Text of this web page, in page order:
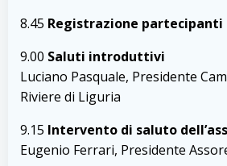
8.45 Registrazione partecipanti
9.00 Saluti introduttivi
Luciano Pasquale, Presidente
Riviere di Liguria
9.15 Intervento di saluto
Eugenio Ferrari, Presidente